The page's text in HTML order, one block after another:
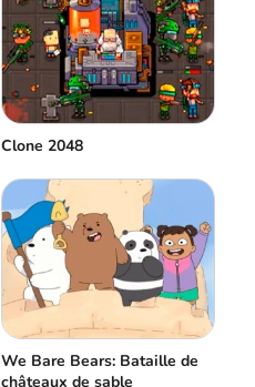
Clone 2048
We Bare Bears: Bataille de
châteaux de sable